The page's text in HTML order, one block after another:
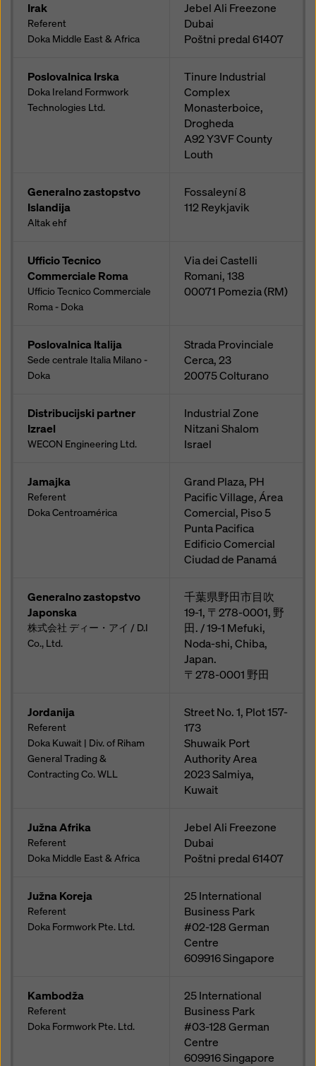
Irak
Referent
Doka Middle East & Africa
Jebel Ali Freezone
Dubai
Poštni predal61407
Poslovalnica Irska
Doka Ireland Formwork
Technologies Ltd.
Tinure Industrial
Complex
Monasterboice,
Drogheda
A92 Y3VFCounty
Louth
Generalno zastopstvo
Islandija
Altak ehf
Fossaleyní 8
112Reykjavik
Ufficio Tecnico
Commerciale Roma
Ufficio Tecnico Commerciale
Roma - Doka
Via dei Castelli
Romani, 138
00071 Pomezia (RM)
Poslovalnica Italija
Sede centrale Italia Milano -
Doka
Strada Provinciale
Cerca, 23
20075Colturano
Distribucijski partner
Izrael
WECON Engineering Ltd.
Industrial Zone
Nitzani Shalom
Israel
Jamajka
Referent
Doka Centroamérica
Grand Plaza, PH
Pacific Village, Área
Comercial, Piso 5
Punta Pacifica
Edificio Comercial
Ciudad de Panamá
Generalno zastopstvo
Japonska
株式会社 ディー・アイ / D.I
Co., Ltd.
千葉県野田市目吹
19-1, 〒278-0001, 野
田. / 19-1 Mefuki,
Noda-shi, Chiba,
Japan.
〒278-0001 野田
Jordanija
Referent
Doka Kuwait | Div. of Riham
General Trading &
Contracting Co. WLL
Street No. 1, Plot 157-
173
Shuwaik Port
Authority Area
2023Salmiya,
Kuwait
Južna Afrika
Referent
Doka Middle East & Africa
Jebel Ali Freezone
Dubai
Poštni predal61407
Južna Koreja
Referent
Doka Formwork Pte. Ltd.
25 International
Business Park
#02-128 German
Centre
609916Singapore
Kambodža
Referent
Doka Formwork Pte. Ltd.
25 International
Business Park
#03-128 German
Centre
609916Singapore